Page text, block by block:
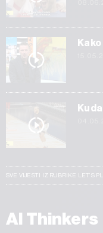
SVE VIJESTI IZ RUBRIKE LET’S
AI Thinkers